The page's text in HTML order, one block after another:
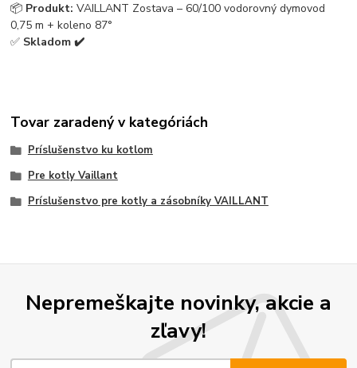
📦 Produkt: VAILLANT Zostava – 60/100 vodorovný dymovod
0,75 m + koleno 87°
✅ Skladom ✔️
Tovar zaradený v kategóriách
Príslušenstvo ku kotlom
Pre kotly Vaillant
Príslušenstvo pre kotly a zásobníky VAILLANT
Nepremeškajte novinky, akcie a
zľavy!